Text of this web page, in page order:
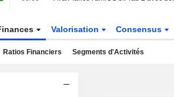
Valorisation Consensus
Ratios Financiers Segments d'Activités